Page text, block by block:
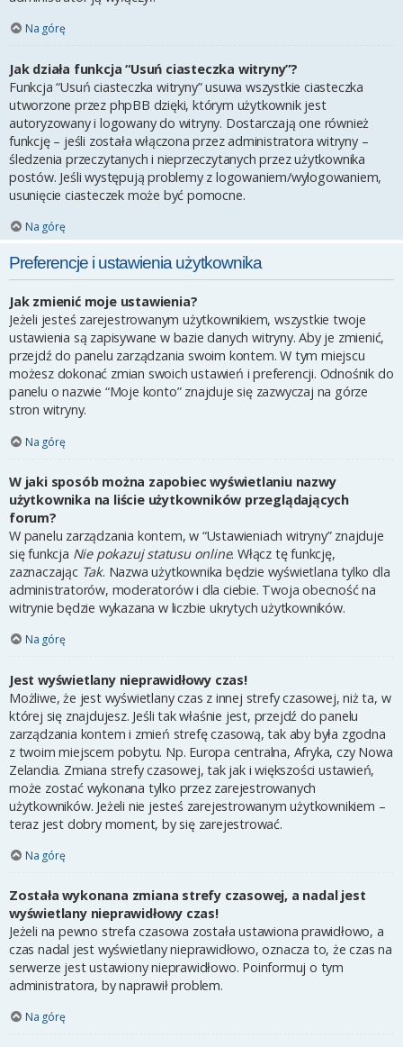
Na górę
Jak działa funkcja “Usuń ciasteczka witryny”?
Funkcja “Usuń ciasteczka witryny” usuwa wszystkie ciasteczka
utworzone przez phpBB dzięki, którym użytkownik jest
autoryzowany i logowany do witryny. Dostarczają one również
funkcję – jeśli została włączona przez administratora witryny –
śledzenia przeczytanych i nieprzeczytanych przez użytkownika
postów. Jeśli występują problemy z logowaniem/wylogowaniem,
usunięcie ciasteczek może być pomocne.
Na górę
Preferencje i ustawienia użytkownika
Jak zmienić moje ustawienia?
Jeżeli jesteś zarejestrowanym użytkownikiem, wszystkie twoje
ustawienia są zapisywane w bazie danych witryny. Aby je zmienić,
przejdź do panelu zarządzania swoim kontem. W tym miejscu
możesz dokonać zmian swoich ustawień i preferencji. Odnośnik do
panelu o nazwie “Moje konto” znajduje się zazwyczaj na górze
stron witryny.
Na górę
W jaki sposób można zapobiec wyświetlaniu nazwy
użytkownika na liście użytkowników przeglądających
forum?
W panelu zarządzania kontem, w “Ustawieniach witryny” znajduje
się funkcja Nie pokazuj statusu online. Włącz tę funkcję,
zaznaczając Tak. Nazwa użytkownika będzie wyświetlana tylko dla
administratorów, moderatorów i dla ciebie. Twoja obecność na
witrynie będzie wykazana w liczbie ukrytych użytkowników.
Na górę
Jest wyświetlany nieprawidłowy czas!
Możliwe, że jest wyświetlany czas z innej strefy czasowej, niż ta, w
której się znajdujesz. Jeśli tak właśnie jest, przejdź do panelu
zarządzania kontem i zmień strefę czasową, tak aby była zgodna
z twoim miejscem pobytu. Np. Europa centralna, Afryka, czy Nowa
Zelandia. Zmiana strefy czasowej, tak jak i większości ustawień,
może zostać wykonana tylko przez zarejestrowanych
użytkowników. Jeżeli nie jesteś zarejestrowanym użytkownikiem –
teraz jest dobry moment, by się zarejestrować.
Na górę
Została wykonana zmiana strefy czasowej, a nadal jest
wyświetlany nieprawidłowy czas!
Jeżeli na pewno strefa czasowa została ustawiona prawidłowo, a
czas nadal jest wyświetlany nieprawidłowo, oznacza to, że czas na
serwerze jest ustawiony nieprawidłowo. Poinformuj o tym
administratora, by naprawił problem.
Na górę